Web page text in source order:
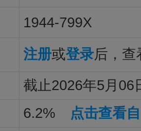
1944-799X
注册或登录后，查
截止2026年5月06
6.2% 点击查看